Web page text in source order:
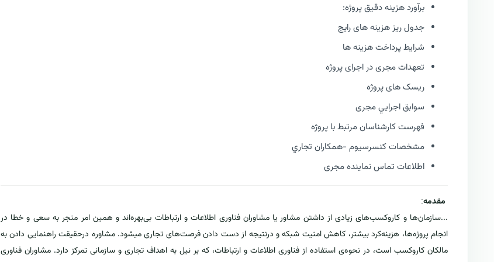
برآورد هزینه دقیق پروژه:
جدول ریز هزینه های رایج
شرایط پرداخت هزینه ها
تعهدات مجری در اجرای پروژه
ریسک های پروژه
سوابق اجرايي مجری
فهرست كارشناسان مرتبط با پروژه
مشخصات كنسرسيوم -همكاران تجاري
اطلاعات تماس نماینده مجری
مقدمه:
...سازمان‌ها و کاروکسب‌های زیادی از داشتن مشاور یا مشاوران فناوری اطلاعات و ارتباطات بی‌بهره‌اند و همین امر منجر به سعی و خطا در
انجام پروژه‌ها، هزینه‌کرد بیشتر، کاهش امنیت شبکه و درنتیجه از دست دادن فرصت‌های تجاری میشود. مشاوره درحقیقت راهنمایی دادن به
مالکان کاروکسب است، در نحوه‌ی استفاده از فناوری اطلاعات و ارتباطات، که بر نیل به اهداف تجاری و سازمانی تمرکز دارد. مشاوران فناوری